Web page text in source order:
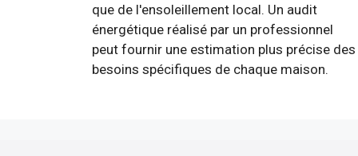
que de l'ensoleillement local. Un audit
énergétique réalisé par un professionnel
peut fournir une estimation plus précise des
besoins spécifiques de chaque maison.